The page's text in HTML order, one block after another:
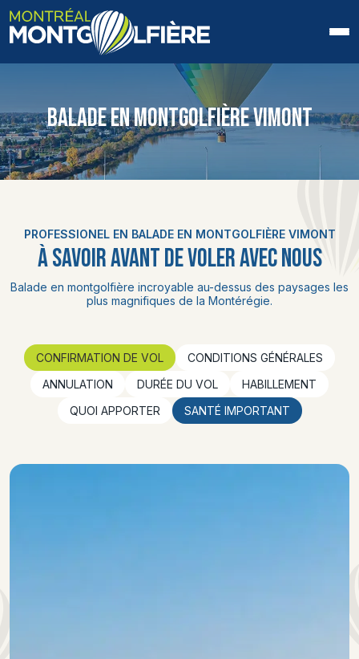
QUI SOMMES-NOUS
FAQ
PHOTOS ET VIDÉOS
CONTACT
BALADE EN MONTGOLFIÈRE VIMONT
PROFESSIONEL EN BALADE EN MONTGOLFIÈRE VIMONT
À SAVOIR AVANT DE VOLER AVEC NOUS
Balade en montgolfière incroyable au-dessus des paysages les
plus magnifiques de la Montérégie.
CONFIRMATION DE VOL
CONDITIONS GÉNÉRALES
ANNULATION
DURÉE DU VOL
HABILLEMENT
QUOI APPORTER
SANTÉ IMPORTANT